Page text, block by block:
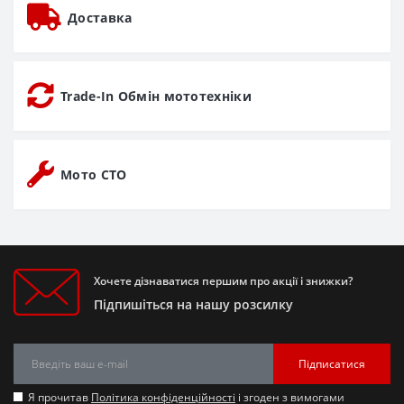
Доставка
Trade-In Обмін мототехніки
Мото СТО
Хочете дізнаватися першим про акції і знижки?
Підпишіться на нашу розсилку
Підписатися
Я прочитав Політика конфіденційності і згоден з вимогами